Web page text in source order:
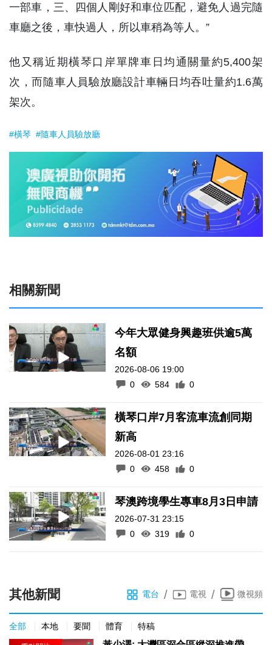
一部車，三、四個人剛好和車位匹配，避免人過完隨
車廳之後，車快過人，所以車稍為等人。”
他又稱近期橫琴口岸單牌車日均通關量約5,400架
次，而隨車人員驗放廳設計車輛日均吞吐量約1.6萬
架次。
#橫琴 #隨車人員驗放廳
相關新聞
今年大眾健身興趣班供逾5萬
名額
2026-08-06 19:00
0
584 0
橫琴口岸7月客流車流創同期
新高
2026-08-01 23:16
0
458 0
琴澳跨境學生專車8月3日申請
2026-07-31 23:15
0
319 0
其他新聞 電台 / 電視 / 微視頻
全部 本地 要聞 體育 特稿